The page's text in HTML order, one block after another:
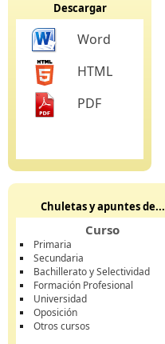
Descargar
Word
HTML
PDF
Chuletas y apuntes de...
Curso
Primaria
Secundaria
Bachillerato y Selectividad
Formación Profesional
Universidad
Oposición
Otros cursos